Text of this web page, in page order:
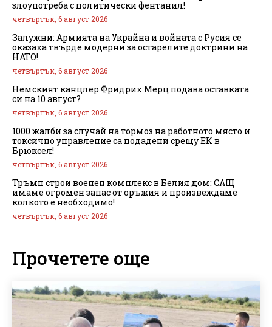
злоупотреба с политически фентанил!
четвъртък, 6 август 2026
Залужни: Армията на Украйна и войната с Русия се
оказаха твърде модерни за остарелите доктрини на
НАТО!
четвъртък, 6 август 2026
Немският канцлер Фридрих Мерц подава оставката
си на 10 август?
четвъртък, 6 август 2026
1000 жалби за случай на тормоз на работното място и
токсично управление са подадени срещу ЕК в
Брюксел!
четвъртък, 6 август 2026
Тръмп строи военен комплекс в Белия дом: САЩ
имаме огромен запас от оръжия и произвеждаме
колкото е необходимо!
четвъртък, 6 август 2026
Прочетете още